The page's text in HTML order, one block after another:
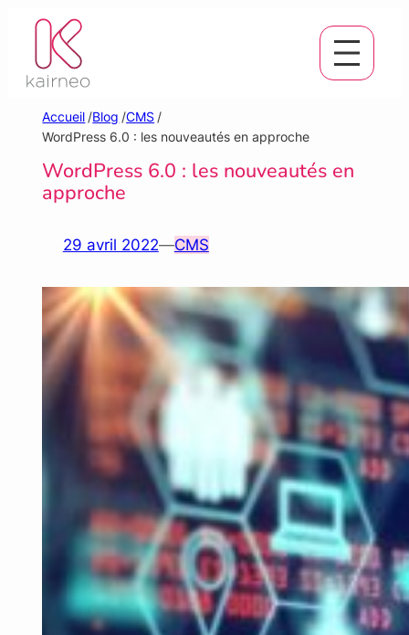
Aller
contenu
Accueil /Blog /CMS /
WordPress 6.0 : les nouveautés en approche
WordPress 6.0 : les nouveautés en
approche
29 avril 2022—CMS